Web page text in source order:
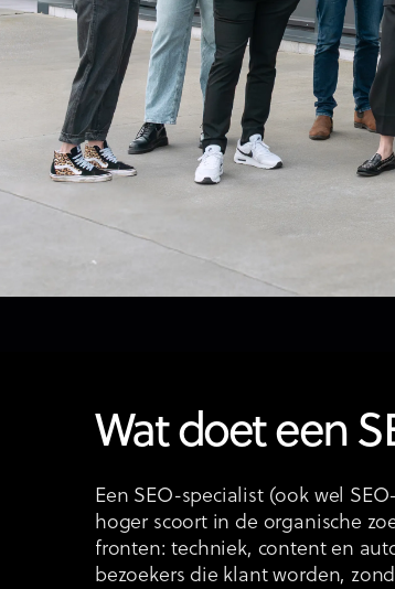
Wat doet een
Een SEO-specialist (ook wel
hoger scoort in de organische
fronten: techniek, content en
bezoekers die klant worden,